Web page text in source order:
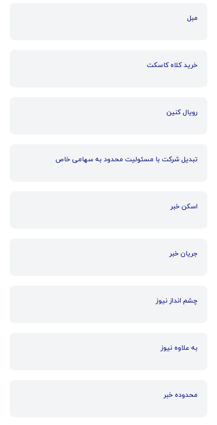
مبل
خرید کلاه کاسکت
رویال کنین
تبدیل شرکت با مسئولیت محدود به سهامی خاص
اسکن خبر
جریان خبر
چشم انداز نیوز
به علاوه نیوز
محدوده خبر